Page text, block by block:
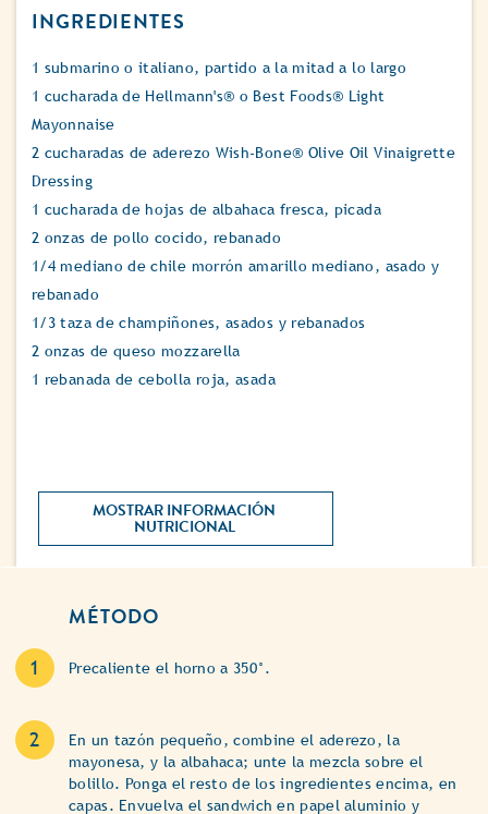
INGREDIENTES
1 submarino o italiano, partido a la mitad a lo largo
1 cucharada de Hellmann's® o Best Foods® Light
Mayonnaise
2 cucharadas de aderezo Wish-Bone® Olive Oil Vinaigrette
Dressing
1 cucharada de hojas de albahaca fresca, picada
2 onzas de pollo cocido, rebanado
1/4 mediano de chile morrón amarillo mediano, asado y
rebanado
1/3 taza de champiñones, asados y rebanados
2 onzas de queso mozzarella
1 rebanada de cebolla roja, asada
MOSTRAR INFORMACIÓN
NUTRICIONAL
MÉTODO
Precaliente el horno a 350°.
En un tazón pequeño, combine el aderezo, la
mayonesa, y la albahaca; unte la mezcla sobre el
bolillo. Ponga el resto de los ingredientes encima, en
capas. Envuelva el sandwich en papel aluminio y